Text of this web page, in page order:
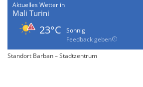
Aktuelles Wetter in
Mali Turini
23°C
Sonnig
Feedback geben
Standort Barban – Stadtzentrum